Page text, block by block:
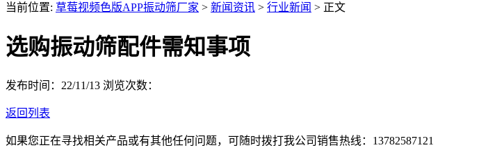
当前位置: 草莓视频色版APP振动筛厂家 > 新闻资讯 > 行业新闻 > 正文
选购振动筛配件需知事项
发布时间：22/11/13 浏览次数：
返回列表
如果您正在寻找相关产品或有其他任何问题，可随时拨打我公司销售热线： 13782587121